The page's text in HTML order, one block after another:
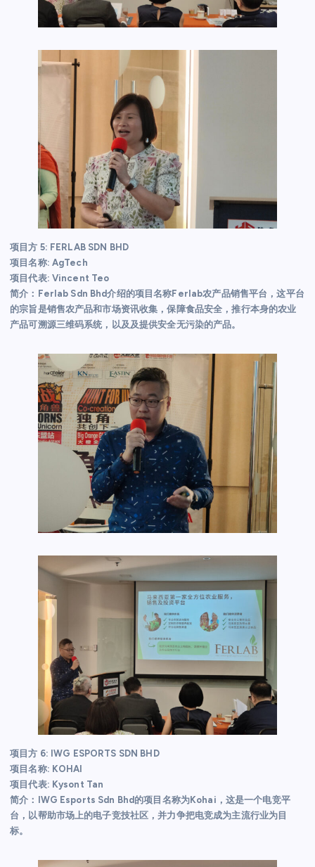
项目方 5: FERLAB SDN BHD
项目名称: AgTech
项目代表: Vincent Teo
简介：Ferlab Sdn Bhd介绍的项目名称Ferlab农产品销售平台，这平台
的宗旨是销售农产品和市场资讯收集，保障食品安全，推行本身的农业
产品可溯源三维码系统，以及及提供安全⽆污染的产品。
项目方 6: IWG ESPORTS SDN BHD
项目名称: KOHAI
项目代表: Kysont Tan
简介：IWG Esports Sdn Bhd的项目名称为Kohai，这是一个电竞平
台，以帮助市场上的电子竞技社区，并力争把电竞成为主流行业为目
标。